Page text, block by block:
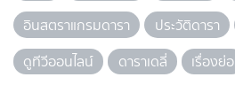
อินสตราแกรมดารา
ประวัติดารา
ดูทีวีออนไลน์
ดาราเดลี่ เรื่องย่อ